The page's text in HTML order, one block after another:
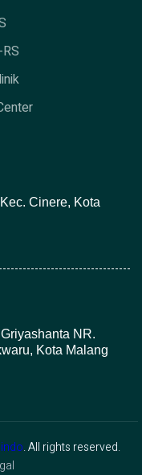
Cinere, Kota
NR.
Kota Malang
. All rights reserved.